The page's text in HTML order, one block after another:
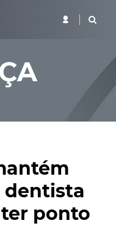
dentista
ponto